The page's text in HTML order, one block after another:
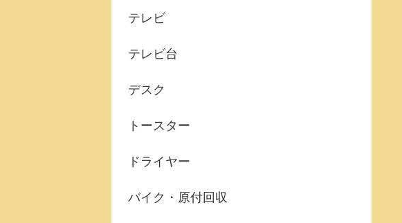
テレビ
テレビ台
デスク
トースター
ドライヤー
バイク・原付回収